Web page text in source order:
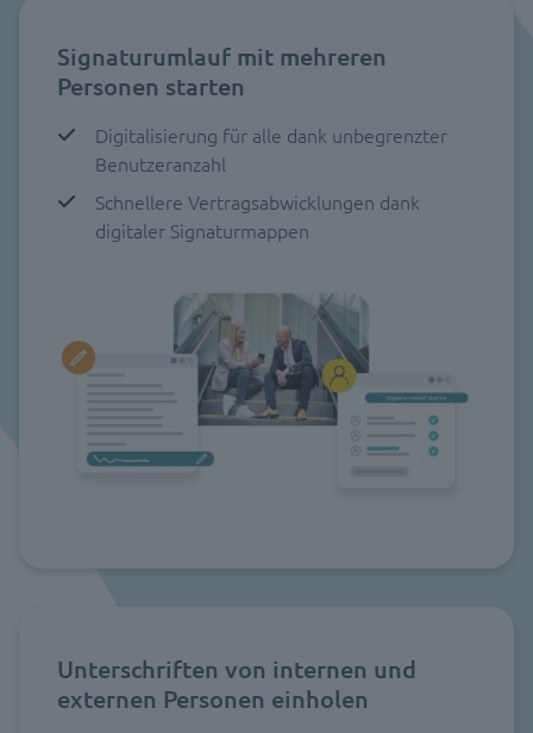
Signaturumlauf mit mehreren
Personen starten
Digitalisierung für alle dank unbegrenzter
Benutzeranzahl
Schnellere Vertragsabwicklungen dank
digitaler Signaturmappen
Unterschriften von internen und
externen Personen einholen